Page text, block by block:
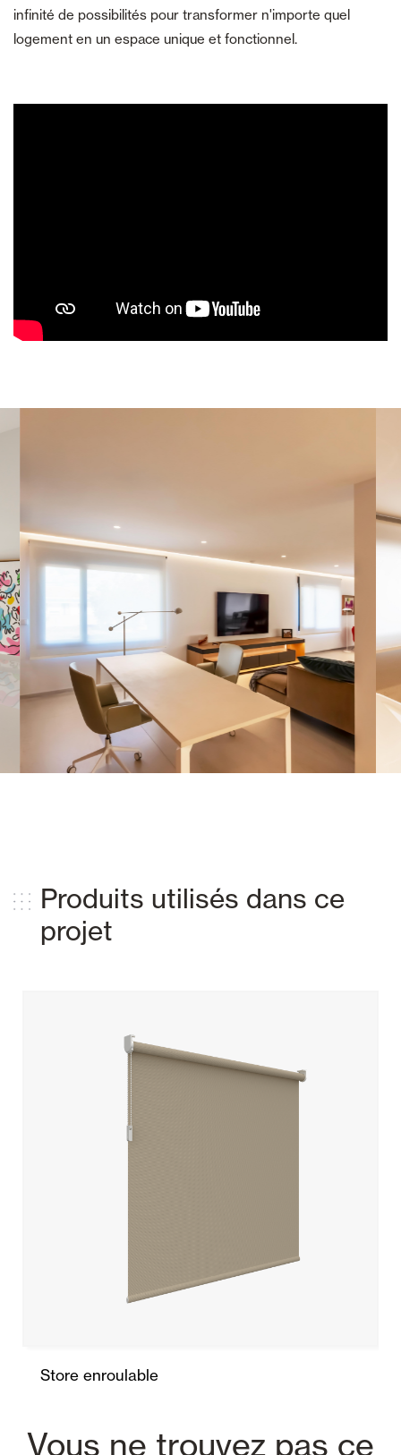
infinité de possibilités pour transformer n'importe quel
logement en un espace unique et fonctionnel.
Produits utilisés dans ce
projet
Store enroulable
Vous ne trouvez pas ce